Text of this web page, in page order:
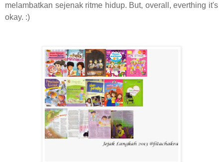
melambatkan sejenak ritme hidup. But, overall, everthing it's
okay. :)